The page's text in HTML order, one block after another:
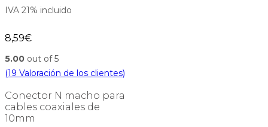
IVA 21% incluido
8,59€
5.00 out of 5
(19 Valoración de los clientes)
Conector N macho para
cables coaxiales de
10mm